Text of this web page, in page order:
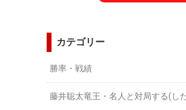
カテゴリー
勝率・戦績
藤井聡太竜王・名人と対局する(し